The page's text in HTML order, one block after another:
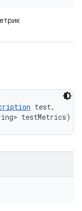
test,
testMetrics)